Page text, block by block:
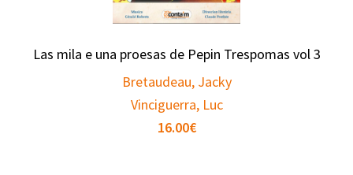
Las mila e una proesas de Pepin Trespomas vol 3
Bretaudeau, Jacky
Vinciguerra, Luc
16.00€